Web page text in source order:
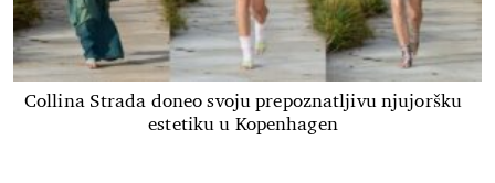
Collina Strada doneo svoju prepoznatljivu njujoršku
estetiku u Kopenhagen